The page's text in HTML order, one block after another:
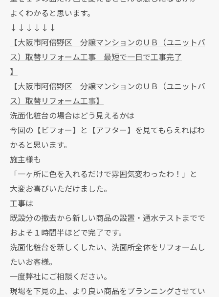
よくわかると思います。
↓↓↓↓↓↓
【大阪市阿倍野区 分譲マンションのＵＢ（ユニットバ
ス）取替リフォーム工事 最短で一日で工事完了
】
【大阪市阿倍野区 分譲マンションのＵＢ（ユニットバ
ス）取替リフォーム工事】
洗面化粧台の場合はどう見えるかは
今回の【ビフォー】と【アフター】を見てもらえればわ
かると思います。
施主様も
「一ヶ所に色を入れるだけで雰囲気変わったわ！」と
大変お喜びいただけました。
工事は
既設分の撤去から新しい商品の設置・通水テストまでで
およそ１時間半ほどで完了です。
洗面化粧台を新しくしたい、洗面所全体をリフォームし
たいお客様。
一度弊社にご相談ください。
現場を下見の上、より良い商品をプランニングさせてい